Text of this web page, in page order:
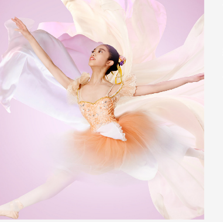
English
繁体中文
简体中文
华北区
华南区
华中区